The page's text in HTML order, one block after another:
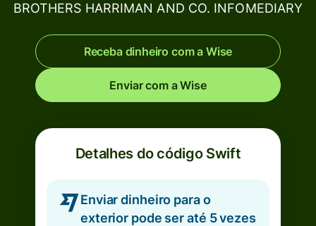
BROTHERS HARRIMAN AND CO. INFOMEDIARY
Receba dinheiro com a Wise
Enviar com a Wise
Detalhes do código Swift
Enviar dinheiro para o
exterior pode ser até 5 vezes